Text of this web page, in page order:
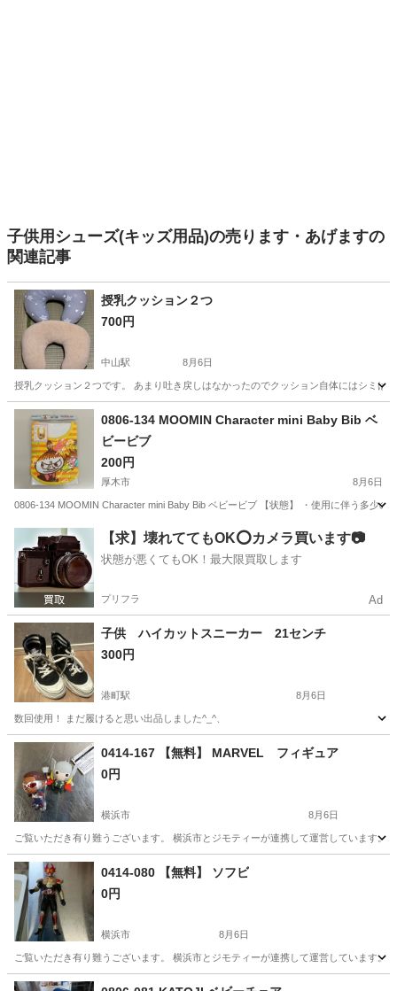
子供用シューズ(キッズ用品)の売ります・あげますの
関連記事
授乳クッション２つ
700円
中山駅 8月6日
授乳クッション２つです。 あまり吐き戻しはなかったのでクッション自体にはシミは
神奈川 横浜市 0806-134 MOOMIN Character mini Baby Bib ベ
ビービブ
200円
厚木市 8月6日
0806-134 MOOMIN Character mini Baby Bib ベビービブ 【状態】 ・使用に伴う多少
神奈川 厚木市 ベビー用品 MOOMIN
【求】壊れててもOK⭕️カメラ買います📷
状態が悪くてもOK！最大限買取します
プリフラ Ad
子供 ハイカットスニーカー 21センチ
300円
港町駅 8月6日
数回使用！ まだ履けると思い出品しました^_^、
神奈川 川崎市 キッズ用品
0414-167 【無料】 MARVEL フィギュア
0円
横浜市 8月6日
ご覧いただき有り難うございます。 横浜市とジモティーが連携して運営していま
神奈川 横浜市 0414-080 【無料】 ソフビ
0円
横浜市 8月6日
ご覧いただき有り難うございます。 横浜市とジモティーが連携して運営していま
神奈川 横浜市 リユース